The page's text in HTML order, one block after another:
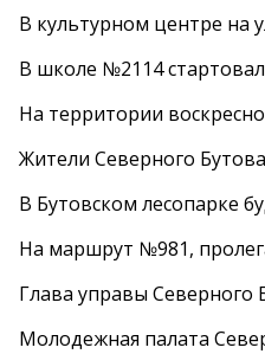
В культурном центре на
В школе №2114
На территории
Жители Северного
В Бутовском лесопарке
На маршрут №981,
Глава управы Северного
Молодежная палата